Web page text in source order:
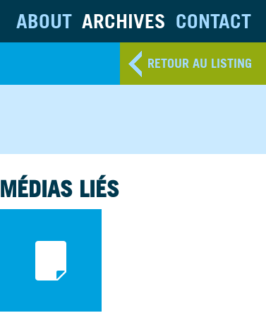
ABOUT ARCHIVES CONTACT
RETOUR AU LISTING
MÉDIAS LIÉS